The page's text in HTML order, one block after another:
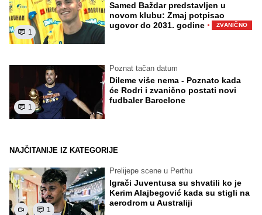
1
Samed Baždar predstavljen u
novom klubu: Zmaj potpisao
ugovor do 2031. godine · ZVANIČNO
1
Poznat tačan datum
Dileme više nema - Poznato kada
će Rodri i zvanično postati novi
fudbaler Barcelone
NAJČITANIJE IZ KATEGORIJE
1
Prelijepe scene u Perthu
Igrači Juventusa su shvatili ko je
Kerim Alajbegović kada su stigli na
aerodrom u Australiji